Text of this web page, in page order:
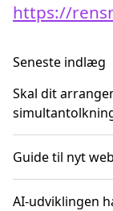
https://
Seneste indlæg
Skal dit
Guide til nyt
AI-udviklingen